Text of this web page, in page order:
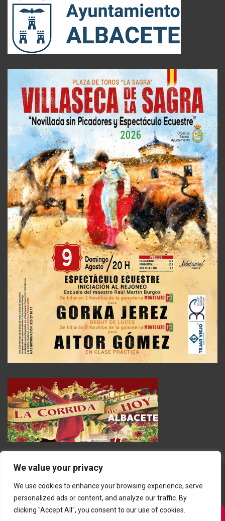
We value your privacy
We use cookies to enhance your browsing experience, serve
personalized ads or content, and analyze our traffic. By
clicking "Accept All", you consent to our use of cookies.